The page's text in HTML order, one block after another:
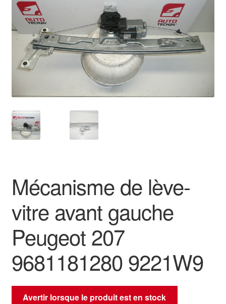
Paiements
Panier
Plainte
Politique de confidentialité
Procédure de Réclamation
Mécanisme de lève-
vitre avant gauche
Peugeot 207
9681181280 9221W9
Avertir lorsque le produit est en stock